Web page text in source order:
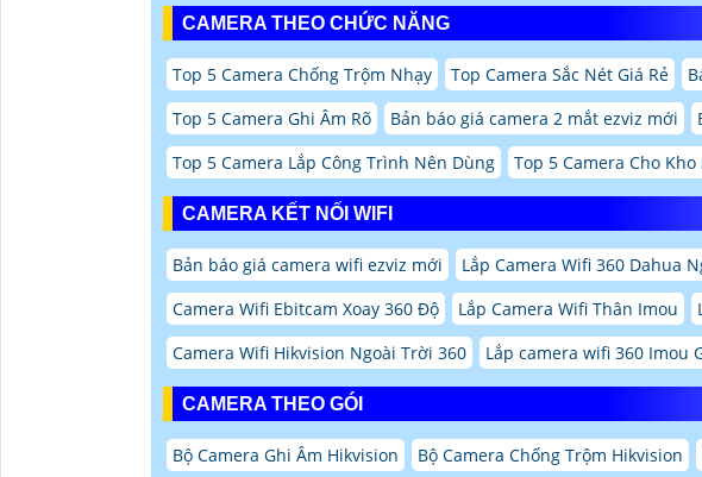
CAMERA THEO CHỨC NĂNG
Top 5 Camera Chống Trộm Nhạy Top Camera Sắc Nét Giá Rẻ
Top 5 Camera Ghi Âm Rõ
Bản báo giá camera 2 mắt ezviz mới
Top 5 Camera Lắp Công Trình Nên Dùng
Top 5 Camera Cho Kho
CAMERA KẾT NỐI WIFI
Bản báo giá camera wifi ezviz mới
Lắp Camera Wifi 360 Dahua
Camera Wifi Ebitcam Xoay 360 Độ
Lắp Camera Wifi Thân Imou
Camera Wifi Hikvision Ngoài Trời 360
Lắp camera wifi 360 Imou
CAMERA THEO GÓI
Bộ Camera Ghi Âm Hikvision Bộ Camera Chống Trộm Hikvision